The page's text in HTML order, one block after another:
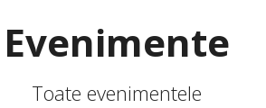
Evenimente
Toate evenimentele